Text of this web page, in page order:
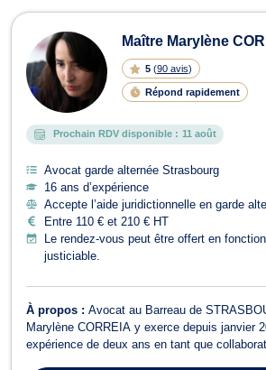
Maître Marylène
5 (90 avis)
Répond rapidement
Prochain RDV disponible : 11 août
Avocat garde alternée Strasbourg
16 ans d’expérience
Accepte l’aide juridictionnelle en garde
Entre 110 € et 210 € HT
Le rendez-vous peut être offert en
justiciable.
À propos : Avocat au Barreau de
Marylène CORREIA y exerce depuis janvier
expérience de deux ans en tant que